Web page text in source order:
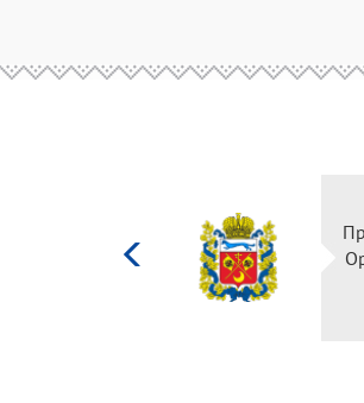
Министерство
культуры
Российской
федерации